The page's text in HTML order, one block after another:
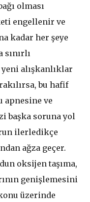
olması
engellenir ve
kadar her şeye
alışkanlıklar
bu hafif
apnesine ve
başka soruna yol
ilerledikçe
ağza geçer.
oksijen taşıma,
genişlemesini
üzerinde